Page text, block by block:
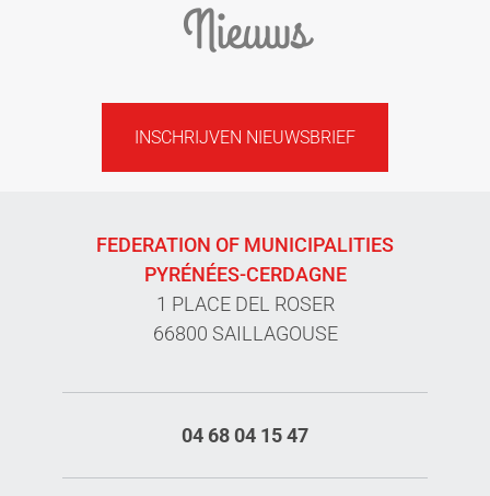
Nieuws
INSCHRIJVEN NIEUWSBRIEF
FEDERATION OF MUNICIPALITIES
PYRÉNÉES-CERDAGNE
1 PLACE DEL ROSER
66800 SAILLAGOUSE
04 68 04 15 47